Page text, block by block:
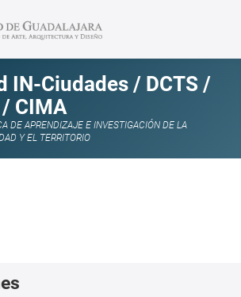
IN-Ciudades / DCTS /
/ CIMA
DE APRENDIZAJE E INVESTIGACIÓN DE LA
Y EL TERRITORIO